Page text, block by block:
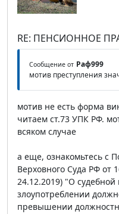
RE: ПЕНСИОННОЕ
Сообщение от Раф999
мотив преступления
мотив не есть форма
читаем ст.73 УПК РФ.
всяком случае
а еще, ознакомьтесь с
Верховного Суда РФ от
24.12.2019) "О
злоупотреблении
превышении